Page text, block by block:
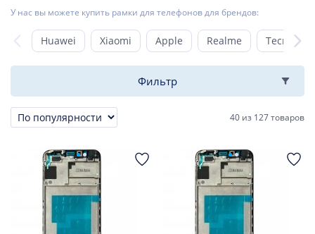
У нас вы можете купить рамки для телефонов для брендов:
Huawei Xiaomi Apple Realme Tecno
Фильтр
Сортировка 40 из 127 товаров